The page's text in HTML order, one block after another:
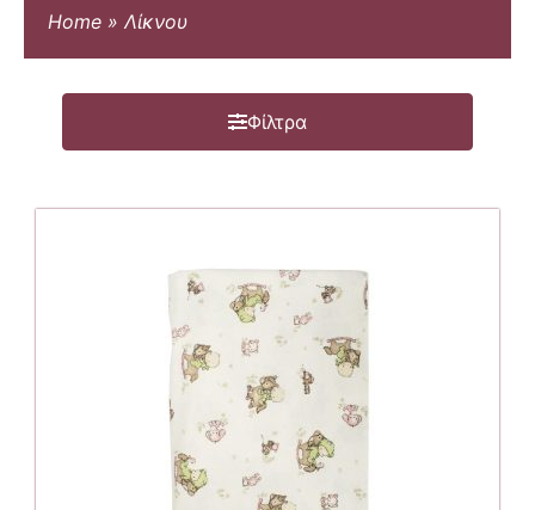
Home » Λίκνου
Φίλτρα